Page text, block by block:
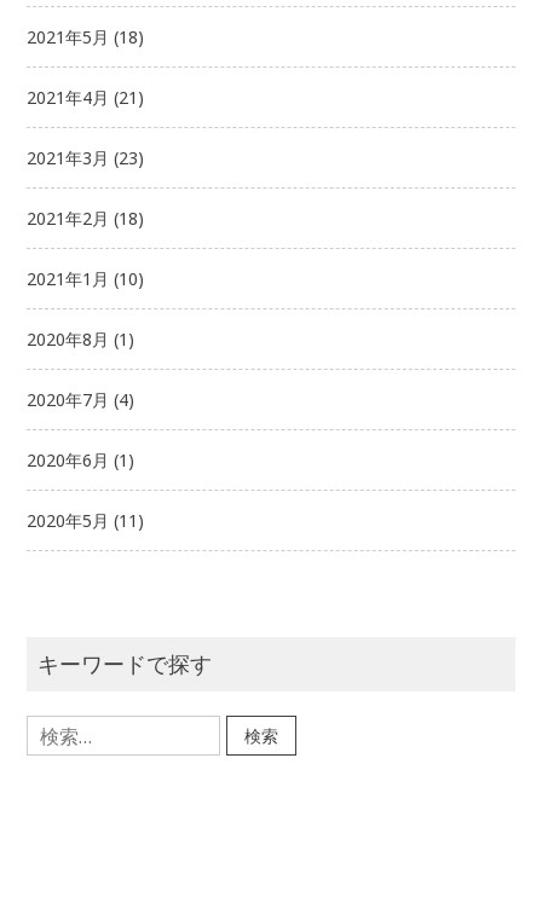
2021年5月 (18)
2021年4月 (21)
2021年3月 (23)
2021年2月 (18)
2021年1月 (10)
2020年8月 (1)
2020年7月 (4)
2020年6月 (1)
2020年5月 (11)
キーワードで探す
検
索: